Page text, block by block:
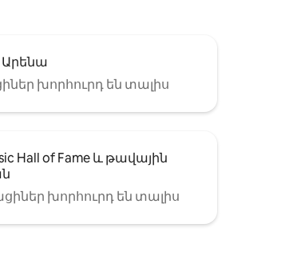
Արենա
խորհուրդ են տալիս
Hall of Fame և թավային
խորհուրդ են տալիս